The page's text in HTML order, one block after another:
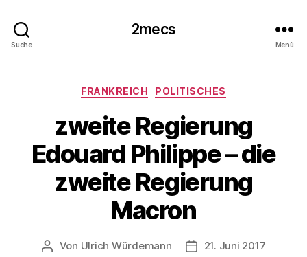
Suche
2mecs
Menü
Kategorien
FRANKREICH POLITISCHES
zweite Regierung
Edouard Philippe – die
zweite Regierung
Macron
Beitragsautor
Von Ulrich Würdemann Beitragsdatum
21. Juni 2017